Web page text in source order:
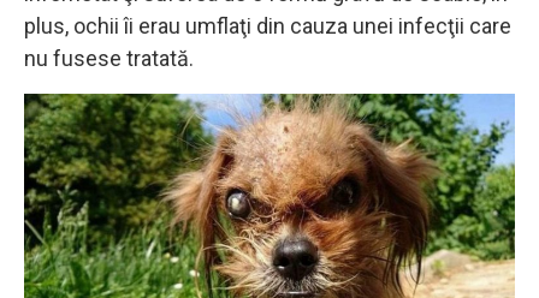
plus, ochii îi erau umflaţi din cauza unei infecţii care
nu fusese tratată.